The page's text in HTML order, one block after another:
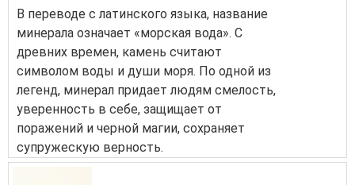
В переводе с латинского языка, название
минерала означает «морская вода». С
древних времен, камень считают
символом воды и души моря. По одной из
легенд, минерал придает людям смелость,
уверенность в себе, защищает от
поражений и черной магии, сохраняет
супружескую верность.